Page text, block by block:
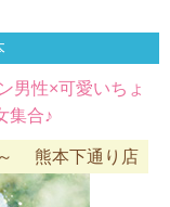
男性×可愛いちょ
集合♪
熊本下通り店